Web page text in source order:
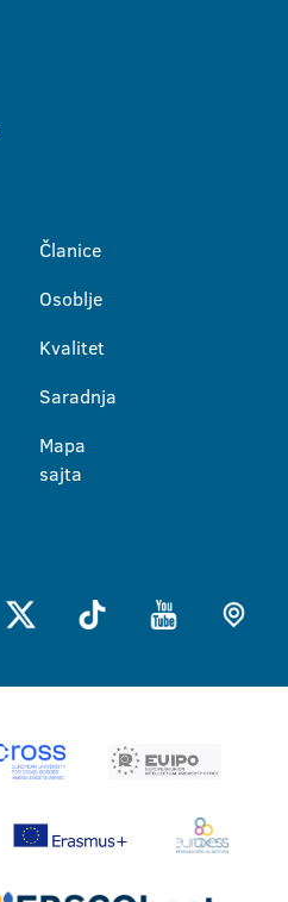
Članice
Osoblje
Kvalitet
Saradnja
Mapa
sajta